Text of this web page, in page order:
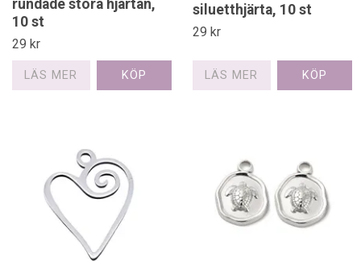
rundade stora hjärtan,
10 st
29 kr
LÄS MER
siluetthjärta, 10 st
29 kr
LÄS MER